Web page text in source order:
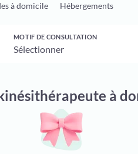
à domicile Hébergements
MOTIF DE CONSULTATION
à